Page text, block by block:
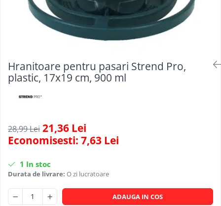
Sfoara si franghii
Suruburi, dibluri si accesorii
Mufe si conectori irigare
Panouri si elemente gard
Sere si solarii
Termometre Meteo
Pentru toaleta si wc
Pentru toate suprafetele
Solutii pentru suprafetele din lemn
Solutii profesionale pentru
bucatarie
spalatorii auto
Hranitoare pentru pasari Strend Pro,
plastic, 17x19 cm, 900 ml
28,99 Lei 21,36 Lei
Economisesti: 7,63 Lei
1 In stoc
Durata de livrare: O zi lucratoare
ADAUGA IN COS